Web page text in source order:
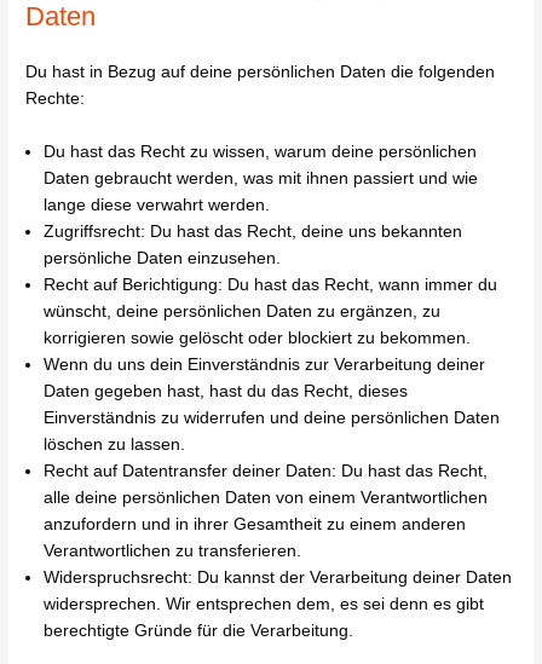
Daten
Du hast in Bezug auf deine persönlichen Daten die folgenden
Rechte:
Du hast das Recht zu wissen, warum deine persönlichen
Daten gebraucht werden, was mit ihnen passiert und wie
lange diese verwahrt werden.
Zugriffsrecht: Du hast das Recht, deine uns bekannten
persönliche Daten einzusehen.
Recht auf Berichtigung: Du hast das Recht, wann immer du
wünscht, deine persönlichen Daten zu ergänzen, zu
korrigieren sowie gelöscht oder blockiert zu bekommen.
Wenn du uns dein Einverständnis zur Verarbeitung deiner
Daten gegeben hast, hast du das Recht, dieses
Einverständnis zu widerrufen und deine persönlichen Daten
löschen zu lassen.
Recht auf Datentransfer deiner Daten: Du hast das Recht,
alle deine persönlichen Daten von einem Verantwortlichen
anzufordern und in ihrer Gesamtheit zu einem anderen
Verantwortlichen zu transferieren.
Widerspruchsrecht: Du kannst der Verarbeitung deiner Daten
widersprechen. Wir entsprechen dem, es sei denn es gibt
berechtigte Gründe für die Verarbeitung.